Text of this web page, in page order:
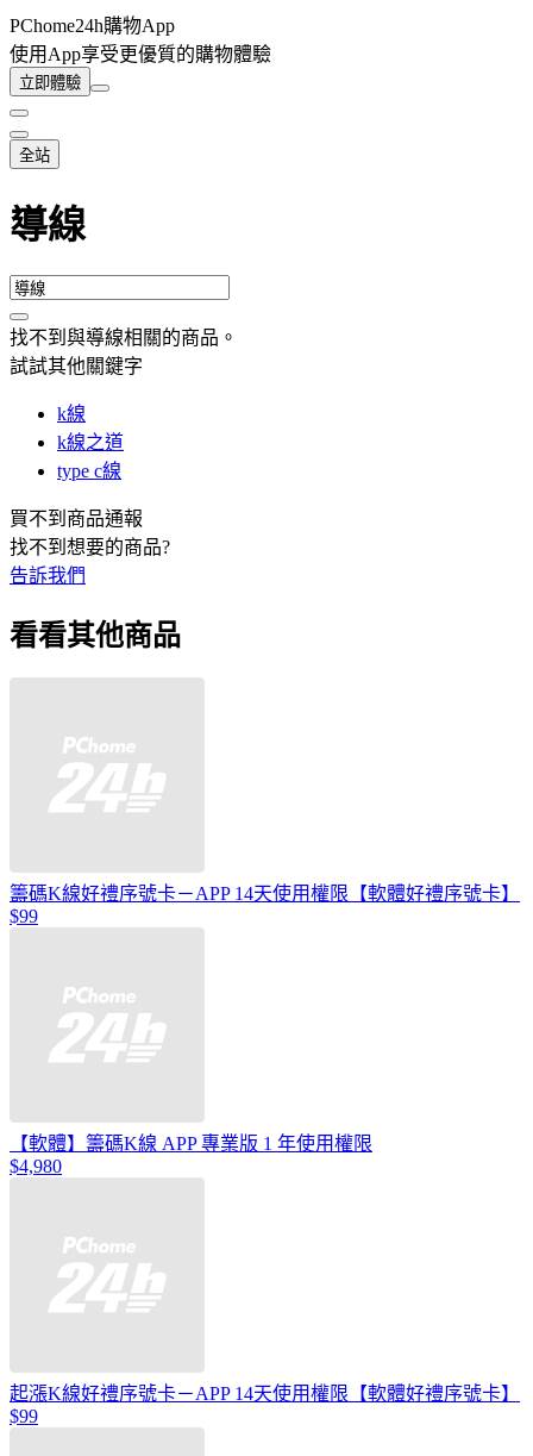
PChome24h購物App
使用App享受更優質的購物體驗
立即體驗
全站
導線
找不到與導線相關的商品 。
試試其他關鍵字
k線
k線之道
type c線
買不到商品通報
找不到想要的商品?
告訴我們
看看其他商品
籌碼K線好禮序號卡－APP 14天使用權限【軟體好禮序號卡】
$99
【軟體】籌碼K線 APP 專業版 1 年使用權限
$4,980
起漲K線好禮序號卡－APP 14天使用權限【軟體好禮序號卡】
$99